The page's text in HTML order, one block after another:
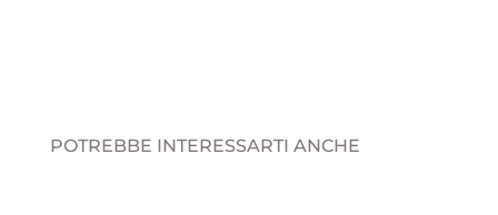
POTREBBE INTERESSARTI ANCHE